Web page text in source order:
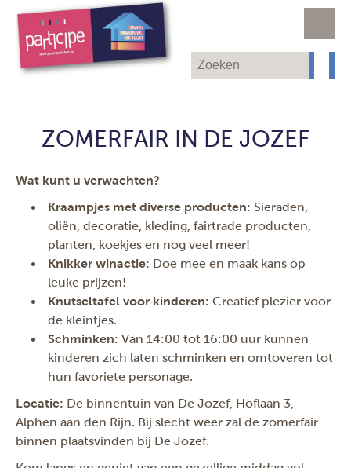
ZOMERFAIR IN DE JOZEF
Wat kunt u verwachten?
Kraampjes met diverse producten: Sieraden,
oliën, decoratie, kleding, fairtrade producten,
planten, koekjes en nog veel meer!
Knikker winactie: Doe mee en maak kans op
leuke prijzen!
Knutseltafel voor kinderen: Creatief plezier voor
de kleintjes.
Schminken: Van 14:00 tot 16:00 uur kunnen
kinderen zich laten schminken en omtoveren tot
hun favoriete personage.
Locatie: De binnentuin van De Jozef, Hoflaan 3,
Alphen aan den Rijn. Bij slecht weer zal de zomerfair
binnen plaatsvinden bij De Jozef.